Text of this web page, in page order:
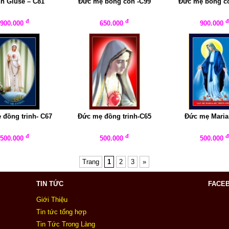
900.000 đ 650.000đ 900.000đ
đồng trinh- C67
500.000 đ
Đức mẹ đồng trinh-C65
500.000đ
Đức mẹ Maria
500.000đ
Trang 1 2 3 »
TIN TỨC
Giới Thiệu
Tin tức tổng hợp
Tin Tức Trong Làng